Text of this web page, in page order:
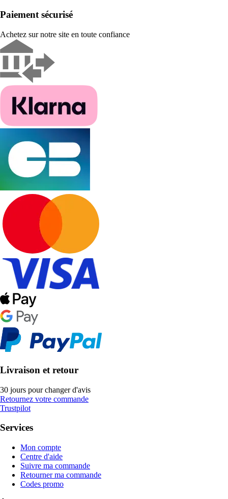
Paiement sécurisé
Achetez sur notre site en toute confiance
Livraison et retour
30 jours pour changer d'avis
Retournez votre commande
Trustpilot
Services
Mon compte
Centre d'aide
Suivre ma commande
Retourner ma commande
Codes promo